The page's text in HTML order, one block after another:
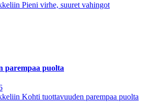
Pieni virhe, suuret vahingot
parempaa puolta
Kohti tuottavuuden parempaa puolta